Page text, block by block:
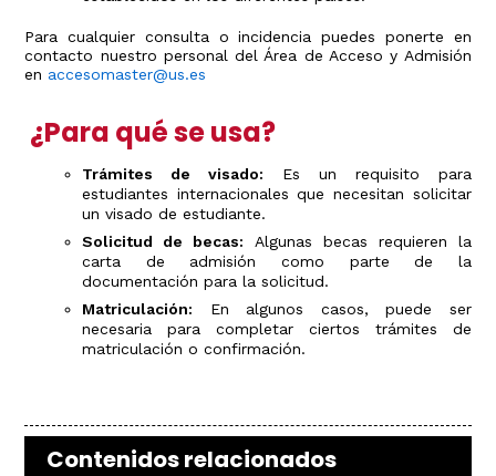
Para cualquier consulta o incidencia puedes ponerte en
contacto nuestro personal del Área de Acceso y Admisión
en accesomaster@us.es
¿Para qué se usa?
Trámites de visado: Es un requisito para
estudiantes internacionales que necesitan solicitar
un visado de estudiante.
Solicitud de becas: Algunas becas requieren la
carta de admisión como parte de la
documentación para la solicitud.
Matriculación: En algunos casos, puede ser
necesaria para completar ciertos trámites de
matriculación o confirmación.
Contenidos relacionados